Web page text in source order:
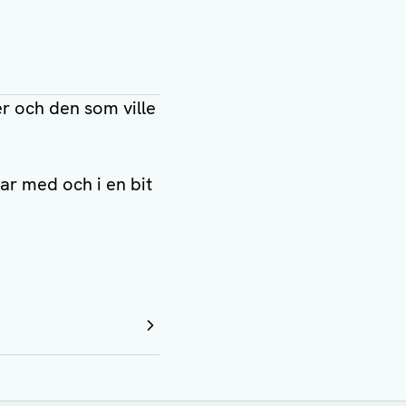
och den som ville
med och i en bit